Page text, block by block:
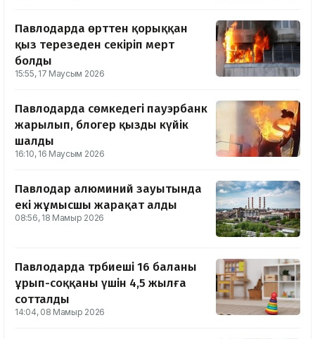
Павлодарда өрттен қорыққан
қыз терезеден секіріп мерт
болды
15:55, 17 Маусым 2026
Павлодарда сөмкедегі пауэрбанк
жарылып, блогер қызды күйік
шалды
16:10, 16 Маусым 2026
Павлодар алюминий зауытында
екі жұмысшы жарақат алды
08:56, 18 Мамыр 2026
Павлодарда тәрбиеші 16 баланы
ұрып-соққаны үшін 4,5 жылға
сотталды
14:04, 08 Мамыр 2026